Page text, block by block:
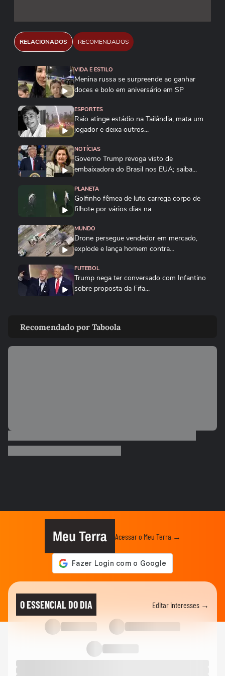
RELACIONADOS RECOMENDADOS
VIDA E ESTILO
Menina russa se surpreende ao ganhar
doces e bolo em aniversário em SP
ESPORTES
Raio atinge estádio na Tailândia, mata um
jogador e deixa outros...
NOTÍCIAS
Governo Trump revoga visto de
embaixadora do Brasil nos EUA; saiba...
PLANETA
Golfinho fêmea de luto carrega corpo de
filhote por vários dias na...
MUNDO
Drone persegue vendedor em mercado,
explode e lança homem contra...
FUTEBOL
Trump nega ter conversado com Infantino
sobre proposta da Fifa...
acordo para...
MUNDO
tradutor da mãe durante...
Lula critica sistema de saúde dos EUA ao
exaltar SUS: ‘Vá tentar...
Cãozinho é resgatado com vida dos
escombros 29 dias após terremoto...
Vídeo registra explosão em shopping
após terremoto de magnitude...
Recomendado por Taboola
Meu Terra Acessar o Meu Terra →
O ESSENCIAL DO DIA Editar interesses →